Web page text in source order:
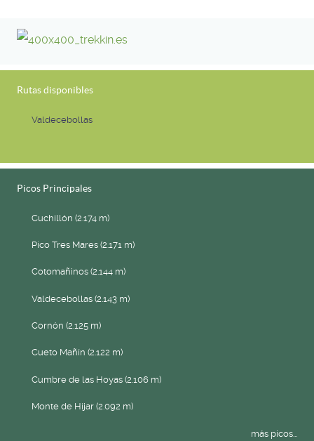
Rutas disponibles
Valdecebollas
Picos Principales
Cuchillón (2.174 m)
Pico Tres Mares (2.171 m)
Cotomañinos (2.144 m)
Valdecebollas (2.143 m)
Cornón (2.125 m)
Cueto Mañín (2.122 m)
Cumbre de las Hoyas (2.106 m)
Monte de Híjar (2.092 m)
más picos...